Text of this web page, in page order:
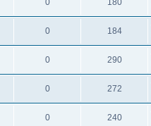
0 180
0 184
0 290
0 272
0 240